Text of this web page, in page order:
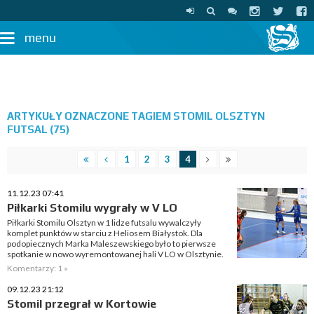
menu
ARTYKUŁY OZNACZONE TAGIEM STOMIL OLSZTYN
FUTSAL (75)
1 2 3 4
11.12.23 07:41
Piłkarki Stomilu wygrały w V LO
Piłkarki Stomilu Olsztyn w 1 lidze futsalu wywalczyły
komplet punktów w starciu z Heliosem Białystok. Dla
podopiecznych Marka Maleszewskiego było to pierwsze
spotkanie w nowo wyremontowanej hali V LO w Olsztynie.
Komentarzy: 1 »
09.12.23 21:12
Stomil przegrał w Kortowie